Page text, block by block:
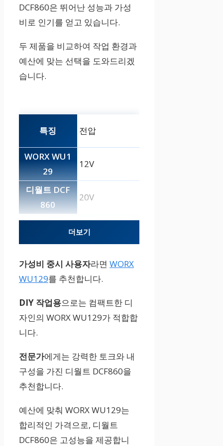
DCF860은 뛰어난 성능과 가성
비로 인기를 얻고 있습니다.
두 제품을 비교하여 작업 환경과
예산에 맞는 선택을 도와드리겠
습니다.
전압
12V
20V
주요 특징
가성비, 컴팩
트 디자인, DIY
적합
가용
합리적
더보기
가성비 중시 사용자라면 WORX
WU129를 추천합니다.
DIY 작업용으로는 컴팩트한 디
자인의 WORX WU129가 적합합
니다.
전문가에게는 강력한 토크와 내
구성을 가진 디월트 DCF860을
추천합니다.
예산에 맞춰 WORX WU129는
합리적인 가격으로, 디월트
DCF860은 고성능을 제공합니